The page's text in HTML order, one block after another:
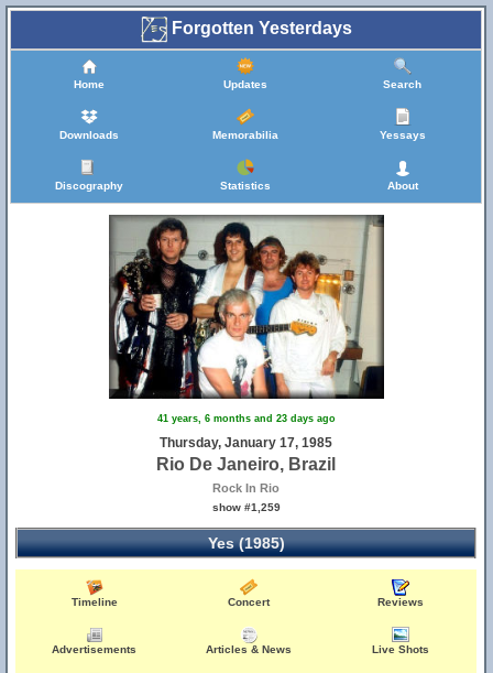
Forgotten Yesterdays
Home Updates Search
Downloads Memorabilia Yessays
Discography Statistics About
41 years, 6 months and 23 days ago
Thursday, January 17, 1985
Rio De Janeiro, Brazil
Rock In Rio
show #1,259
Yes (1985)
Timeline Concert Reviews
Advertisements Articles & News Live Shots